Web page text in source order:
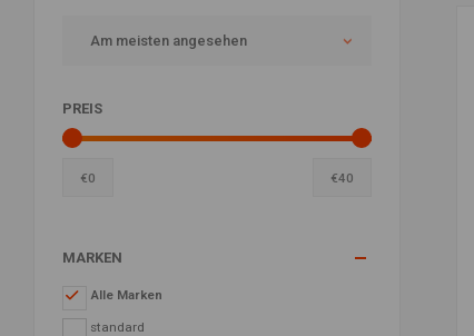
Am meisten angesehen
PREIS
€0 €40
MARKEN
Alle Marken
standard